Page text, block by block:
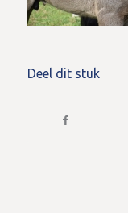
Deel dit stuk